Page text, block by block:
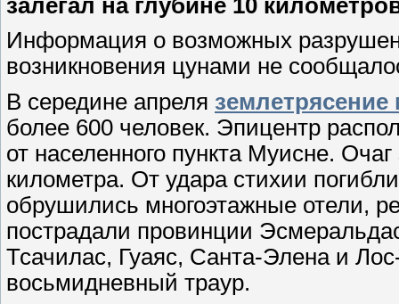
залегал на глубине 10
Информация о возможных
возникновения цунами не
В середине апреля землетрясение
более 600 человек. Эпицентр
от населенного пункта Муисне.
километра. От удара стихии
обрушились многоэтажные отели,
пострадали провинции
Тсачилас, Гуаяс, Санта-Элена и
восьмидневный траур.